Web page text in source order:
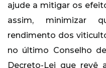
ajude a mitigar os
assim, minimizar
rendimento dos
no último Conselho
Decreto-Lei que revê